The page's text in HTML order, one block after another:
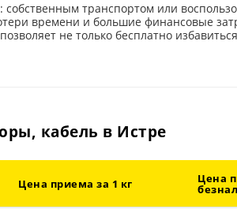
транспортом или
времени и большие финансовые
не только бесплатно
кабель в Истре
Цена приема за 1 кг Цена